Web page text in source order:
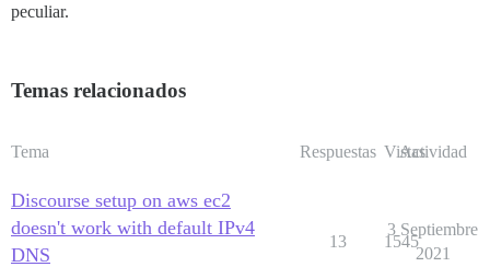
peculiar.
Temas relacionados
Tema Respuestas Vistas
Actividad
Discourse setup on aws ec2
doesn't work with default IPv4
DNS
13 1545
3 Septiembre
2021